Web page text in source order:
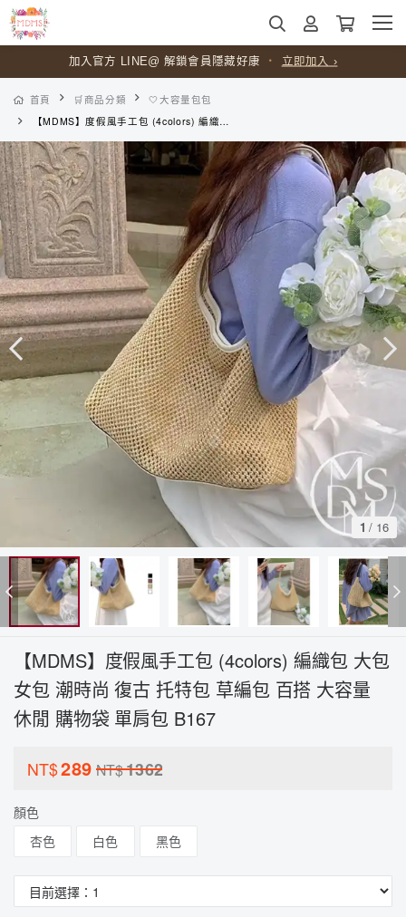
全館滿 $599免運 ・ 未滿酌收超商運費$60
加入官方 LINE@ 解鎖會員隱藏好康 ・ 立即加入 ›
首頁 🛒商品分類
🤍大容量包包
【MDMS】度假風手工包 (4colors) 編織包 大包 女包 潮時尚 復古 托特包 草編包 百搭 大容量 休閒 購物袋 單肩包 B167
1 / 16
【MDMS】度假風手工包 (4colors) 編織包 大包
女包 潮時尚 復古 托特包 草編包 百搭 大容量
休閒 購物袋 單肩包 B167
NT$289 NT$1362
顏色
杏色
白色 黑色